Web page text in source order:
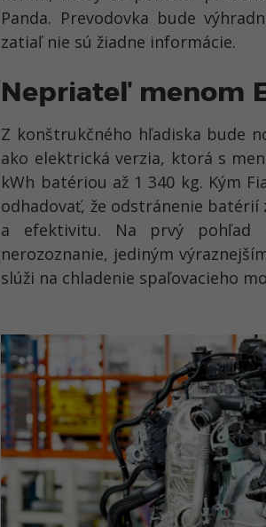
Panda. Prevodovka bude
zatiaľ nie sú žiadne informácie.
Nepriateľ menom
Z konštrukčného hľadiska bude
ako elektrická verzia, ktorá s
kWh batériou až 1 340 kg. Kým
odhadovať, že odstránenie
a efektivitu. Na prvý pohľad
nerozoznanie, jediným
slúži na chladenie spaľovacieho